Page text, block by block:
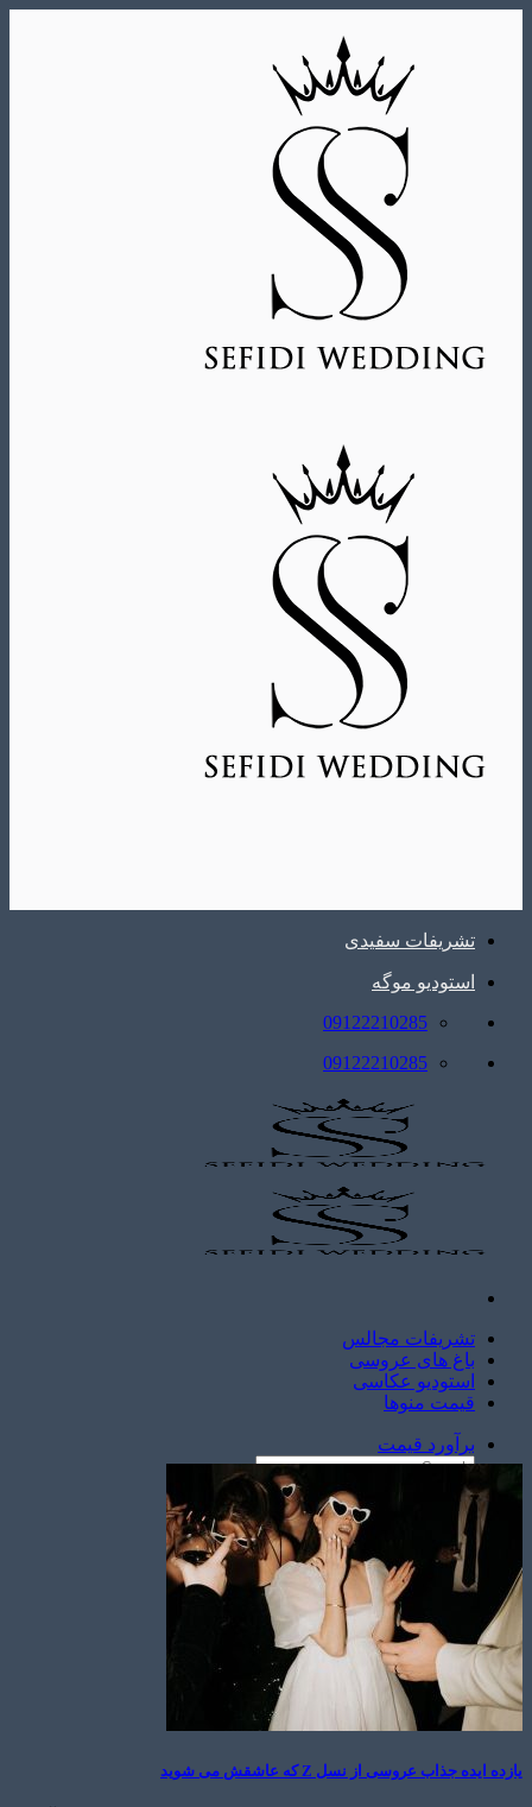
تشریفات سفیدی
استودیو موگه
09122210285
09122210285
تشریفات مجالس
باغ های عروسی
استودیو عکاسی
قیمت منوها
برآورد قیمت
برآورد قیمت
یازده ایده جذاب عروسی از نسل Z که عاشقش می شوید